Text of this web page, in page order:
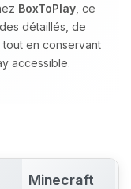
BoxToPlay , ce
détaillés, de
en conservant
accessible.
Minecraft